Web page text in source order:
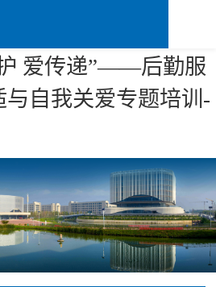
爱传递”——后勤服
自我关爱专题培训-